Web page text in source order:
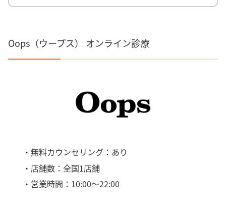
Oops（ウープス） オンライン診療
・無料カウンセリング：あり
・店舗数：全国1店舗
・営業時間：10:00～22:00